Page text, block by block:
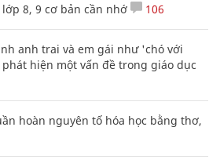
8, 9 cơ bản cần nhớ 106
anh trai và em gái như 'chó với
hiện một vấn đề trong giáo dục
hoàn nguyên tố hóa học bằng thơ,